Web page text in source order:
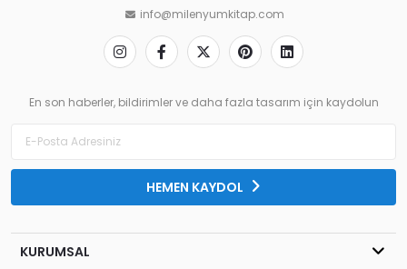
info@milenyumkitap.com
En son haberler, bildirimler ve daha fazla tasarım için kaydolun
HEMEN KAYDOL
KURUMSAL